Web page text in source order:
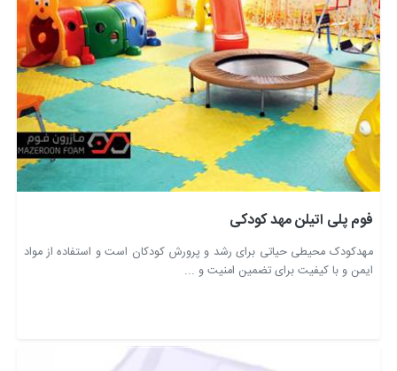
فوم پلی اتیلن مهد کودکی
مهدکودک محیطی حیاتی برای رشد و پرورش کودکان است و استفاده از مواد
ایمن و با کیفیت برای تضمین امنیت و ...